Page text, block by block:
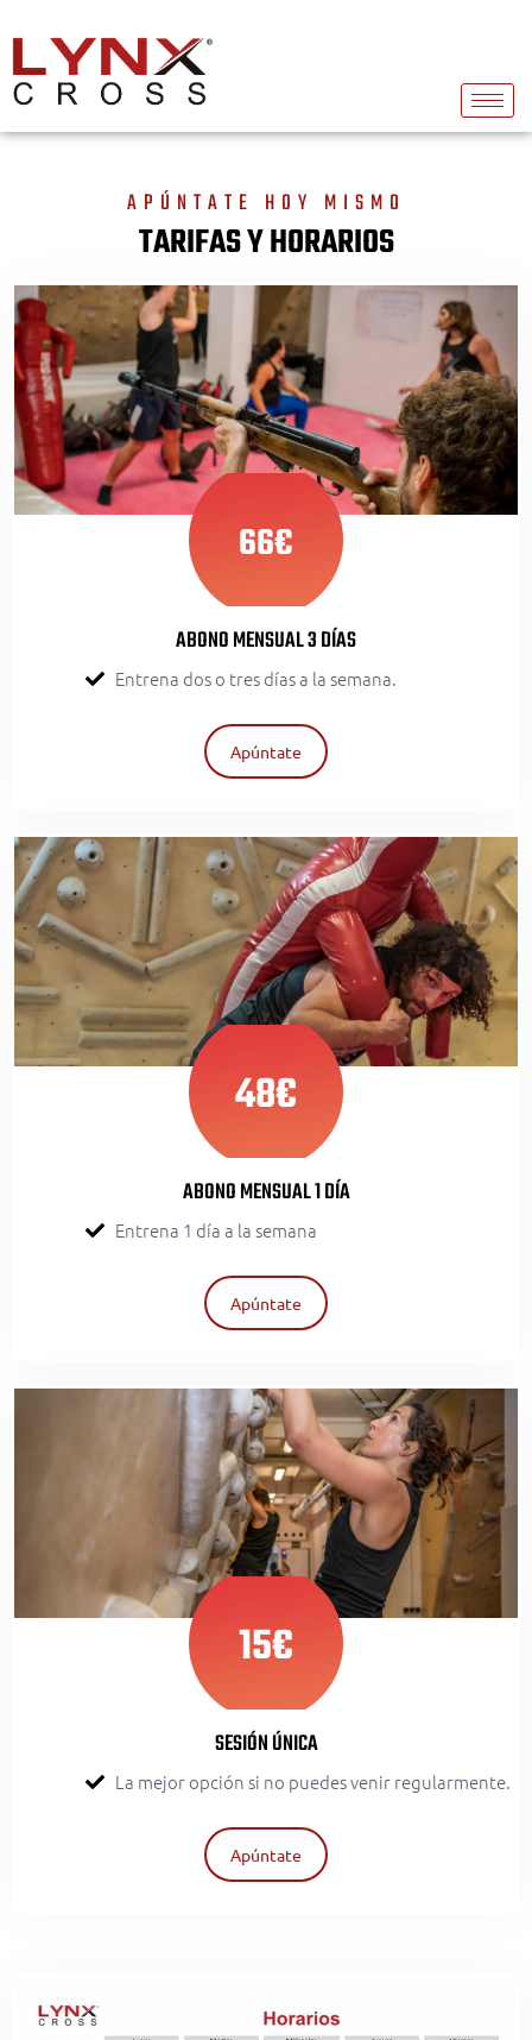
APÚNTATE HOY MISMO
TARIFAS Y HORARIOS
66€
ABONO MENSUAL 3 DÍAS
Entrena dos o tres días a la semana.
Apúntate
48€
ABONO MENSUAL 1 DÍA
Entrena 1 día a la semana
Apúntate
15€
SESIÓN ÚNICA
La mejor opción si no puedes venir regularmente.
Apúntate